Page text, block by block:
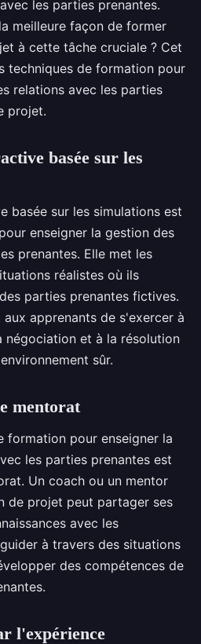
les parties prenantes.
meilleure façon de former
à cette tâche cruciale ? Cet
techniques de formation pour
relations avec les parties
projet.
basée sur les
basée sur les simulations est
enseigner la gestion des
prenantes. Elle met les
réalistes où ils
parties prenantes fictives.
apprenants de s'exercer à
négociation et à la résolution
sûr.
mentorat
formation pour enseigner la
les parties prenantes est
Un coach ou un mentor
de projet peut partager ses
avec les
à travers des situations
des compétences de
l'expérience